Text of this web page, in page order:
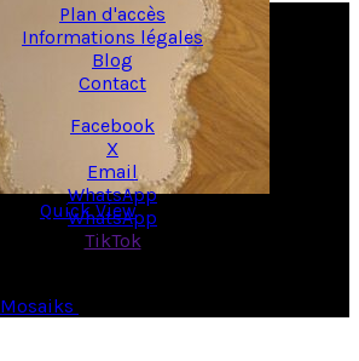
Quick View
Plan d'accès
Informations légales
Blog
Contact
Facebook
X
Email
WhatsApp
WhatsApp
TikTok
Mosaiks